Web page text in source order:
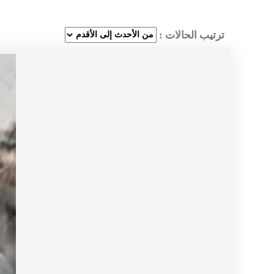
ترتيب الحالات :